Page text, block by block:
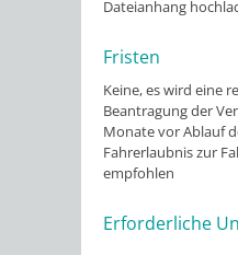
Dateianhang
Fristen
Keine, es wird eine
Beantragung der
Monate vor Ablauf
Fahrerlaubnis zur
empfohlen
Erforderliche